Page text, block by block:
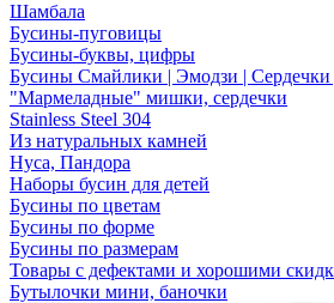
Шамбала
Бусины-пуговицы
Бусины-буквы, цифры
Бусины Смайлики | Эмодзи | Сердечки
"Мармеладные" мишки, сердечки
Stainless Steel 304
Из натуральных камней
Нуса, Пандора
Наборы бусин для детей
Бусины по цветам
Бусины по форме
Бусины по размерам
Товары с дефектами и хорошими
Бутылочки мини, баночки